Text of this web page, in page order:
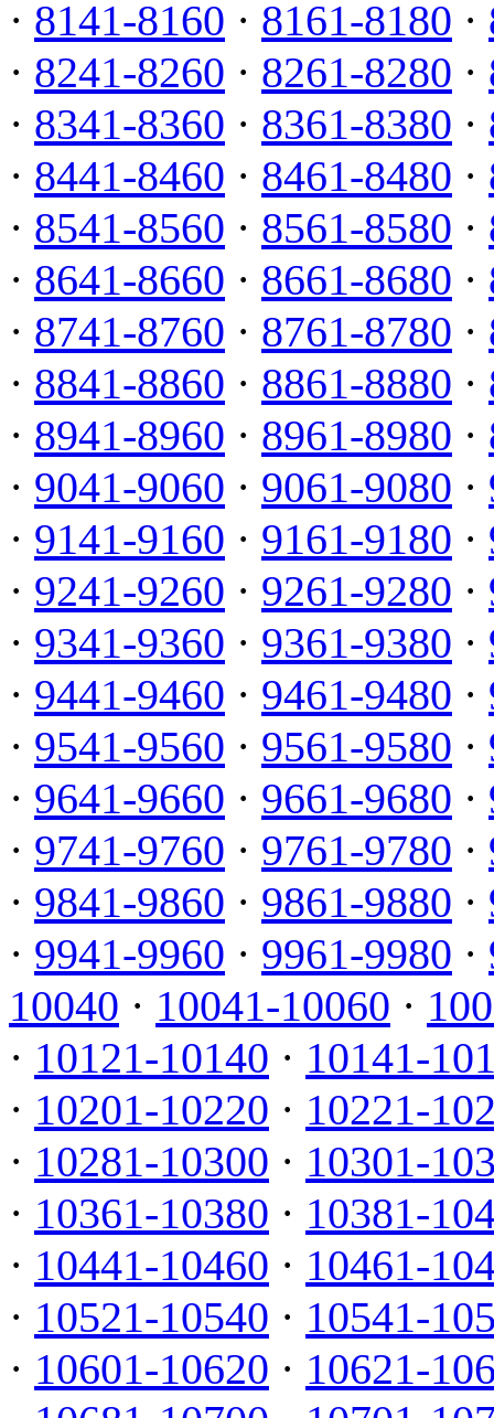
· 8141-8160 · 8161-8180 ·
· 8241-8260 · 8261-8280 ·
· 8341-8360 · 8361-8380 ·
· 8441-8460 · 8461-8480 ·
· 8541-8560 · 8561-8580 ·
· 8641-8660 · 8661-8680 ·
· 8741-8760 · 8761-8780 ·
· 8841-8860 · 8861-8880 ·
· 8941-8960 · 8961-8980 ·
· 9041-9060 · 9061-9080 ·
· 9141-9160 · 9161-9180 ·
· 9241-9260 · 9261-9280 ·
· 9341-9360 · 9361-9380 ·
· 9441-9460 · 9461-9480 ·
· 9541-9560 · 9561-9580 ·
· 9641-9660 · 9661-9680 ·
· 9741-9760 · 9761-9780 ·
· 9841-9860 · 9861-9880 ·
· 9941-9960 · 9961-9980 ·
10040 · 10041-10060 ·
· 10121-10140 · 10141-
· 10201-10220 · 10221-
· 10281-10300 · 10301-
· 10361-10380 · 10381-
· 10441-10460 · 10461-
· 10521-10540 · 10541-
· 10601-10620 · 10621-